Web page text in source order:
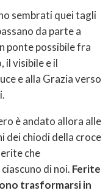
sembrati quei tagli
da parte a
ponte possibile fra
il visibile e il
e alla Grazia verso
è andato allora alle
dei chiodi della croce
che
di noi. Ferite
trasformarsi in